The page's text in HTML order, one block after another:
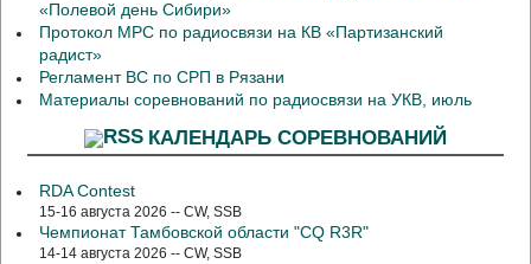
«Полевой день Сибири»
Протокол МРС по радиосвязи на КВ «Партизанский
радист»
Регламент ВС по СРП в Рязани
Материалы соревнований по радиосвязи на УКВ, июль
КАЛЕНДАРЬ СОРЕВНОВАНИЙ
RDA Contest
15-16 августа 2026 -- CW, SSB
Чемпионат Тамбовской области "CQ R3R"
14-14 августа 2026 -- CW, SSB